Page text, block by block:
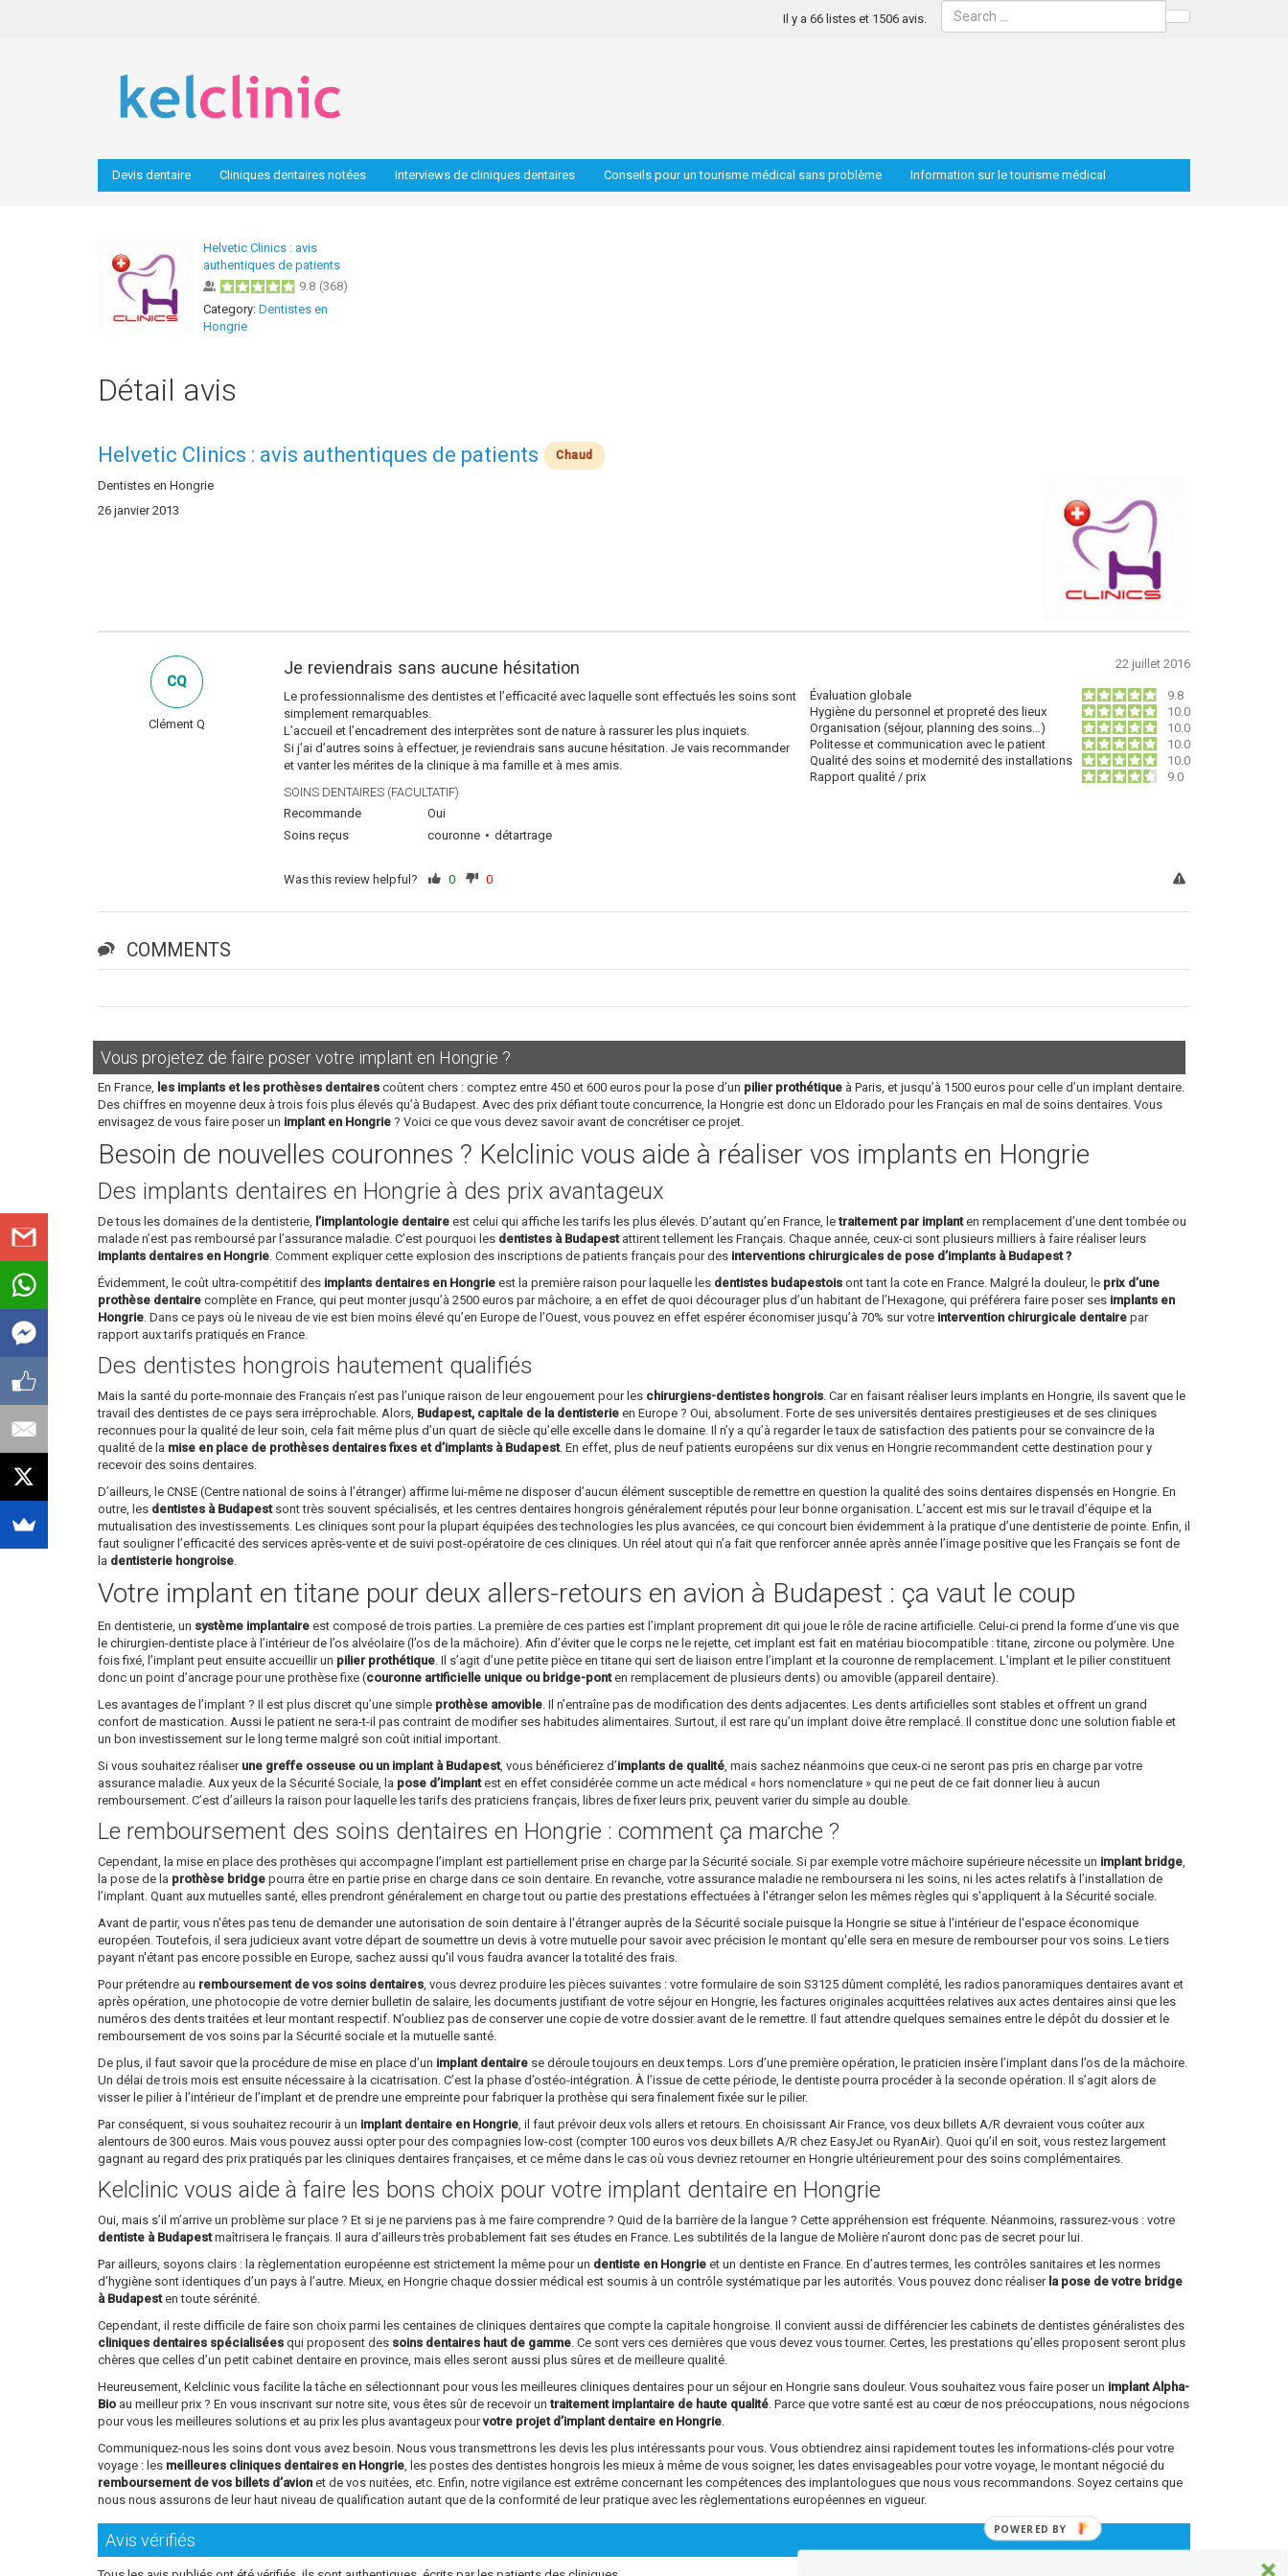
Search
Il y a 66 listes et 1506 avis.
Devis dentaire Cliniques dentaires notées Interviews de cliniques dentaires Conseils pour un tourisme médical sans problème Information sur le tourisme médical
Helvetic Clinics : avis
authentiques de patients
9.8 (368)
Category: Dentistes en
Hongrie
Détail avis
Helvetic Clinics : avis authentiques de patients Chaud
Dentistes en Hongrie
26 janvier 2013
Je reviendrais sans aucune hésitation 22 juillet 2016
Évaluation globale
9.8
Hygiène du personnel et propreté des lieux
10.0
Organisation (séjour, planning des soins…)
10.0
Politesse et communication avec le patient
10.0
Qualité des soins et modernité des installations
10.0
Rapport qualité / prix
9.0
Le professionnalisme des dentistes et l’efficacité avec laquelle sont effectués les soins sont
simplement remarquables.
L’accueil et l’encadrement des interprètes sont de nature à rassurer les plus inquiets.
Si j’ai d’autres soins à effectuer, je reviendrais sans aucune hésitation. Je vais recommander
et vanter les mérites de la clinique à ma famille et à mes amis.
SOINS DENTAIRES (FACULTATIF)
Recommande
Oui
Soins reçus
couronne détartrage
CQ
Clément Q
Was this review helpful? 0 0
COMMENTS
Vous projetez de faire poser votre implant en Hongrie ?
En France, les implants et les prothèses dentaires coûtent chers : comptez entre 450 et 600 euros pour la pose d’un pilier prothétique à Paris, et jusqu’à 1500 euros pour celle d’un implant dentaire.
Des chiffres en moyenne deux à trois fois plus élevés qu’à Budapest. Avec des prix défiant toute concurrence, la Hongrie est donc un Eldorado pour les Français en mal de soins dentaires. Vous
envisagez de vous faire poser un implant en Hongrie ? Voici ce que vous devez savoir avant de concrétiser ce projet.
Besoin de nouvelles couronnes ? Kelclinic vous aide à réaliser vos implants en Hongrie
Des implants dentaires en Hongrie à des prix avantageux
De tous les domaines de la dentisterie, l’implantologie dentaire est celui qui affiche les tarifs les plus élevés. D’autant qu’en France, letraitement par implanten remplacement d’une dent tombée ou
malade n’est pas remboursé par l’assurance maladie. C’est pourquoi les dentistes à Budapestattirent tellement les Français. Chaque année, ceux-ci sont plusieurs milliers à faire réaliser leurs
implants dentaires en Hongrie. Comment expliquer cette explosion des inscriptions de patients français pour des interventions chirurgicales de pose d’implants à Budapest ?
Évidemment, le coût ultra-compétitif des implants dentaires en Hongrie est la première raison pour laquelle les dentistes budapestois ont tant la cote en France. Malgré la douleur, le prix d’une
prothèse dentaire complète en France, qui peut monter jusqu’à 2500 euros par mâchoire, a en effet de quoi décourager plus d’un habitant de l’Hexagone, qui préférera faire poser ses implants en
Hongrie. Dans ce pays où le niveau de vie est bien moins élevé qu’en Europe de l’Ouest, vous pouvez en effet espérer économiser jusqu’à 70% sur votre intervention chirurgicale dentaire par
rapport aux tarifs pratiqués en France.
Des dentistes hongrois hautement qualifiés
Mais la santé du porte-monnaie des Français n’est pas l’unique raison de leur engouement pour les chirurgiens-dentistes hongrois. Car en faisant réaliser leurs implants en Hongrie, ils savent que le
travail des dentistes de ce pays sera irréprochable. Alors, Budapest, capitale de la dentisterie en Europe ? Oui, absolument. Forte de ses universités dentaires prestigieuses et de ses cliniques
reconnues pour la qualité de leur soin, cela fait même plus d’un quart de siècle qu’elle excelle dans le domaine. Il n’y a qu’à regarder le taux de satisfaction des patients pour se convaincre de la
qualité de la mise en place de prothèses dentaires fixes et d’implants à Budapest. En effet, plus de neuf patients européens sur dix venus en Hongrie recommandent cette destination pour y
recevoir des soins dentaires.
D’ailleurs, le CNSE (Centre national de soins à l’étranger) affirme lui-même ne disposer d’aucun élément susceptible de remettre en question la qualité des soins dentaires dispensés en Hongrie. En
outre, les dentistes à Budapestsont très souvent spécialisés, et les centres dentaires hongrois généralement réputés pour leur bonne organisation. L’accent est mis sur le travail d’équipe et la
mutualisation des investissements. Les cliniques sont pour la plupart équipées des technologies les plus avancées, ce qui concourt bien évidemment à la pratique d’une dentisterie de pointe. Enfin, il
faut souligner l’efficacité des services après-vente et de suivi post-opératoire de ces cliniques. Un réel atout qui n’a fait que renforcer année après année l’image positive que les Français se font de
la dentisterie hongroise.
Votre implant en titane pour deux allers-retours en avion à Budapest : ça vaut le coup
En dentisterie, un système implantaire est composé de trois parties. La première de ces parties est l’implant proprement dit qui joue le rôle de racine artificielle. Celui-ci prend la forme d’une vis que
le chirurgien-dentiste place à l’intérieur de l’os alvéolaire (l’os de la mâchoire). Afin d’éviter que le corps ne le rejette, cet implant est fait en matériau biocompatible : titane, zircone ou polymère. Une
fois fixé, l’implant peut ensuite accueillir un pilier prothétique. Il s’agit d’une petite pièce en titane qui sert de liaison entre l’implant et la couronne de remplacement. L’implant et le pilier constituent
donc un point d’ancrage pour une prothèse fixe (couronne artificielle unique ou bridge-ponten remplacement de plusieurs dents) ou amovible (appareil dentaire).
Les avantages de l’implant ? Il est plus discret qu’une simple prothèse amovible. Il n’entraîne pas de modification des dents adjacentes. Les dents artificielles sont stables et offrent un grand
confort de mastication. Aussi le patient ne sera-t-il pas contraint de modifier ses habitudes alimentaires. Surtout, il est rare qu’un implant doive être remplacé. Il constitue donc une solution fiable et
un bon investissement sur le long terme malgré son coût initial important.
Si vous souhaitez réaliser une greffe osseuse ou un implant à Budapest, vous bénéficierez d’implants de qualité, mais sachez néanmoins que ceux-ci ne seront pas pris en charge par votre
assurance maladie. Aux yeux de la Sécurité Sociale, la pose d’implantest en effet considérée comme un acte médical « hors nomenclature » qui ne peut de ce fait donner lieu à aucun
remboursement. C’est d’ailleurs la raison pour laquelle les tarifs des praticiens français, libres de fixer leurs prix, peuvent varier du simple au double.
Le remboursement des soins dentaires en Hongrie : comment ça marche ?
Cependant, la mise en place des prothèses qui accompagne l’implant est partiellement prise en charge par la Sécurité sociale. Si par exemple votre mâchoire supérieure nécessite un implant bridge,
la pose de la prothèse bridge pourra être en partie prise en charge dans ce soin dentaire. En revanche, votre assurance maladie ne remboursera ni les soins, ni les actes relatifs à l’installation de
l’implant. Quant aux mutuelles santé, elles prendront généralement en charge tout ou partie des prestations effectuées à l'étranger selon les mêmes règles qui s'appliquent à la Sécurité sociale.
Avant de partir, vous n'êtes pas tenu de demander une autorisation de soin dentaire à l'étranger auprès de la Sécurité sociale puisque la Hongrie se situe à l'intérieur de l'espace économique
européen. Toutefois, il sera judicieux avant votre départ de soumettre un devis à votre mutuelle pour savoir avec précision le montant qu'elle sera en mesure de rembourser pour vos soins. Le tiers
payant n'étant pas encore possible en Europe, sachez aussi qu'il vous faudra avancer la totalité des frais.
Pour prétendre au remboursement de vos soins dentaires, vous devrez produire les pièces suivantes : votre formulaire de soin S3125 dûment complété, les radios panoramiques dentaires avant et
après opération, une photocopie de votre dernier bulletin de salaire, les documents justifiant de votre séjour en Hongrie, les factures originales acquittées relatives aux actes dentaires ainsi que les
numéros des dents traitées et leur montant respectif. N’oubliez pas de conserver une copie de votre dossier avant de le remettre. Il faut attendre quelques semaines entre le dépôt du dossier et le
remboursement de vos soins par la Sécurité sociale et la mutuelle santé.
De plus, il faut savoir que la procédure de mise en place d’un implant dentaire se déroule toujours en deux temps. Lors d’une première opération, le praticien insère l’implant dans l’os de la mâchoire.
Un délai de trois mois est ensuite nécessaire à la cicatrisation. C’est la phase d’ostéo-intégration. À l’issue de cette période, le dentiste pourra procéder à la seconde opération. Il s’agit alors de
visser le pilier à l’intérieur de l’implant et de prendre une empreinte pour fabriquer la prothèse qui sera finalement fixée sur le pilier.
Par conséquent, si vous souhaitez recourir à un implant dentaire en Hongrie, il faut prévoir deux vols allers et retours. En choisissant Air France, vos deux billets A/R devraient vous coûter aux
alentours de 300 euros. Mais vous pouvez aussi opter pour des compagnies low-cost (compter 100 euros vos deux billets A/R chez EasyJet ou RyanAir). Quoi qu’il en soit, vous restez largement
gagnant au regard des prix pratiqués par les cliniques dentaires françaises, et ce même dans le cas où vous devriez retourner en Hongrie ultérieurement pour des soins complémentaires.
Kelclinic vous aide à faire les bons choix pour votre implant dentaire en Hongrie
Oui, mais s’il m’arrive un problème sur place ? Et si je ne parviens pas à me faire comprendre ? Quid de la barrière de la langue ? Cette appréhension est fréquente. Néanmoins, rassurez-vous : votre
dentiste à Budapestmaîtrisera le français. Il aura d’ailleurs très probablement fait ses études en France. Les subtilités de la langue de Molière n’auront donc pas de secret pour lui.
Par ailleurs, soyons clairs : la règlementation européenne est strictement la même pour un dentiste en Hongrie et un dentiste en France. En d’autres termes, les contrôles sanitaires et les normes
d’hygiène sont identiques d’un pays à l’autre. Mieux, en Hongrie chaque dossier médical est soumis à un contrôle systématique par les autorités. Vous pouvez donc réaliser la pose de votre bridge
à Budapesten toute sérénité.
Cependant, il reste difficile de faire son choix parmi les centaines de cliniques dentaires que compte la capitale hongroise. Il convient aussi de différencier les cabinets de dentistes généralistes des
cliniques dentaires spécialisées qui proposent des soins dentaires haut de gamme. Ce sont vers ces dernières que vous devez vous tourner. Certes, les prestations qu’elles proposent seront plus
chères que celles d’un petit cabinet dentaire en province, mais elles seront aussi plus sûres et de meilleure qualité.
Heureusement, Kelclinic vous facilite la tâche en sélectionnant pour vous les meilleures cliniques dentaires pour un séjour en Hongrie sans douleur. Vous souhaitez vous faire poser un implant Alpha-
Bio au meilleur prix ? En vous inscrivant sur notre site, vous êtes sûr de recevoir untraitement implantaire de haute qualité. Parce que votre santé est au cœur de nos préoccupations, nous négocions
pour vous les meilleures solutions et au prix les plus avantageux pourvotre projet d’implant dentaire en Hongrie.
Communiquez-nous les soins dont vous avez besoin. Nous vous transmettrons les devis les plus intéressants pour vous. Vous obtiendrez ainsi rapidement toutes les informations-clés pour votre
voyage : les meilleures cliniques dentaires en Hongrie, les postes des dentistes hongrois les mieux à même de vous soigner, les dates envisageables pour votre voyage, le montant négocié du
remboursement de vos billets d’avion et de vos nuitées, etc. Enfin, notre vigilance est extrême concernant les compétences des implantologues que nous vous recommandons. Soyez certains que
nous nous assurons de leur haut niveau de qualification autant que de la conformité de leur pratique avec les règlementations européennes en vigueur.
Avis vérifiés
POWERED BY